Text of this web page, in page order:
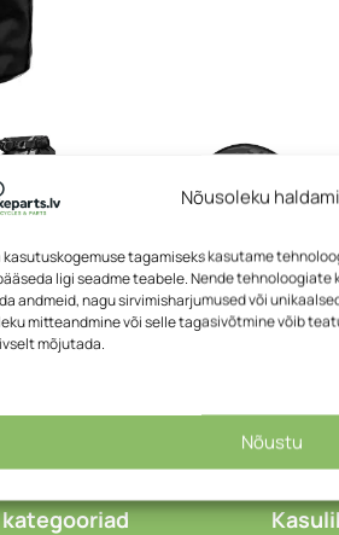
Nõusoleku
kasutuskogemuse tagamiseks kasutame
ligi seadme teabele. Nende
andmeid, nagu sirvimisharjumused või
mitteandmine või selle tagasivõtmine võib
mõjutada.
Nõustu